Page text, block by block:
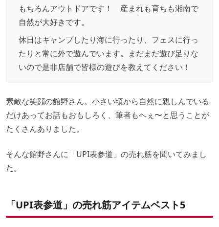
もちろんアウトドアです！ 産まれも育ちも湘南で
自然が大好きです。
休日はキャンプしたり海に行ったり、フェスに行っ
たりと常に外で遊んでいます。まだまだ遊び足りな
いので是非店舗で皆様の遊びを教えてください！
素敵な笑顔の館野さん。小さい頃から自然に親しんでいる
だけあってお話もおもしろく、筆者もヘぇ〜と思うことが
たくさんありました。
そんな館野さんに「UPI表参道」の売れ筋を聞いてみまし
た。
「UPI表参道」の売れ筋アイテムベスト5